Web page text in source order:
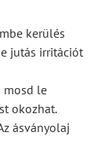
kerülés
jutás irritációt
mosd le
okozhat.
ásványolaj